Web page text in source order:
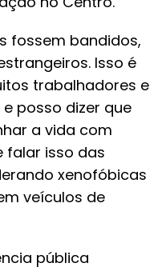
fossem bandidos,
Isso é
trabalhadores e
posso dizer que
a vida com
falar isso das
xenofóbicas
veículos de
pública